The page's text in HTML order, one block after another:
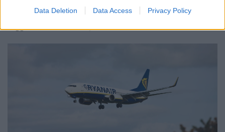
Data Deletion Data Access Privacy Policy
Az Etna újabb kitörése miatt szombaton fel kellett
függeszteni az érkező járatokat a szicíliai Catania